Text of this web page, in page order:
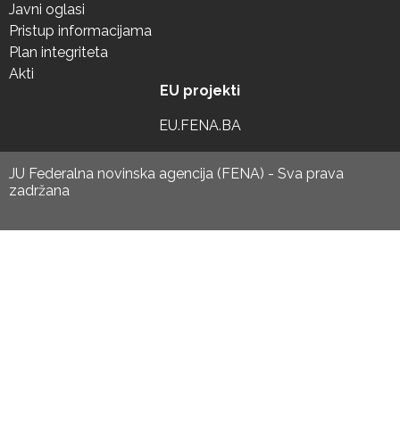
Javni oglasi
Pristup informacijama
Plan integriteta
Akti
EU projekti
EU.FENA.BA
JU Federalna novinska agencija (FENA) - Sva prava
zadržana